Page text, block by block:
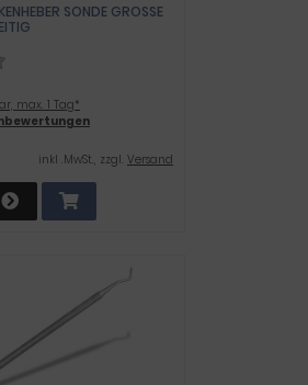
SONDE GROSSE FE
max. 1 Tag*
inkl .MwSt., zzgl. Versand